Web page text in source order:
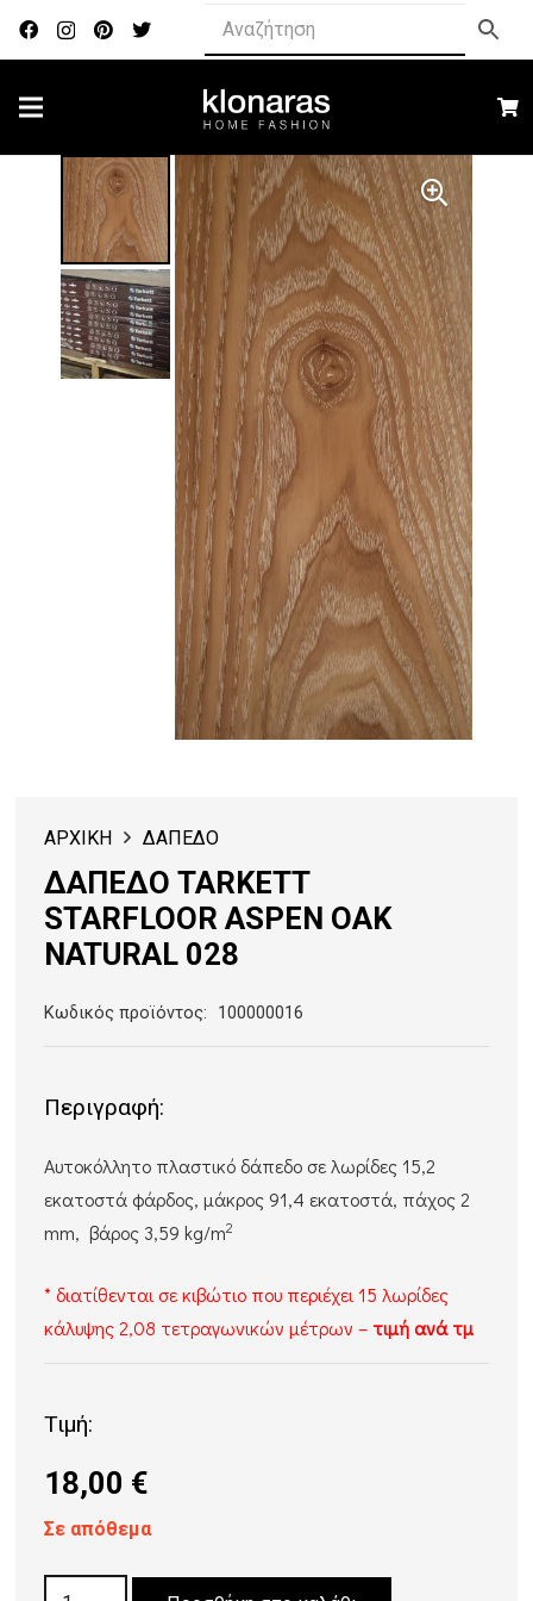
ΑΡΧΙΚΗ ΔΑΠΕΔΟ
ΔΑΠΕΔΟ TARKETT
STARFLOOR ASPEN OAK
NATURAL 028
Κωδικός προϊόντος: 100000016
Περιγραφή:
Αυτοκόλλητο πλαστικό δάπεδο σε λωρίδες 15,2
εκατοστά φάρδος, μάκρος 91,4 εκατοστά, πάχος 2
mm, βάρος 3,59 kg/m2
* διατίθενται σε κιβώτιο που περιέχει 15 λωρίδες
κάλυψης 2,08 τετραγωνικών μέτρων – τιμή ανά τμ
Τιμή:
18,00 €
Σε απόθεμα
ΔΑΠΕΔΟ